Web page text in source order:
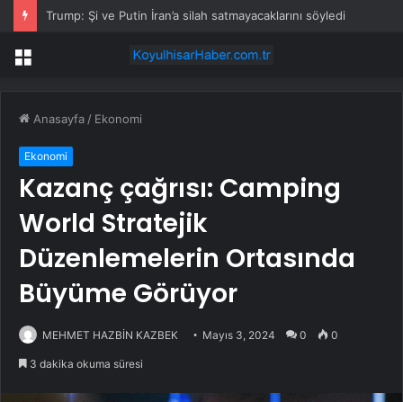
Trump: Şi ve Putin İran’a silah satmayacaklarını söyledi
Menü
Anasayfa / Ekonomi
Ekonomi
Kazanç çağrısı: Camping
World Stratejik
Düzenlemelerin Ortasında
Büyüme Görüyor
MEHMET HAZBİN KAZBEK Mayıs 3, 2024 0 0
3 dakika okuma süresi